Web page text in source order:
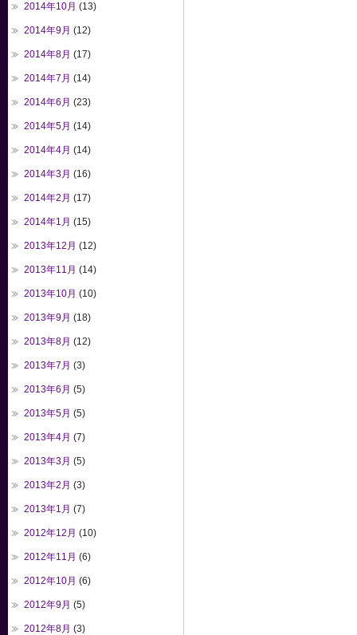
2014年10月 (13)
2014年9月 (12)
2014年8月 (17)
2014年7月 (14)
2014年6月 (23)
2014年5月 (14)
2014年4月 (14)
2014年3月 (16)
2014年2月 (17)
2014年1月 (15)
2013年12月 (12)
2013年11月 (14)
2013年10月 (10)
2013年9月 (18)
2013年8月 (12)
2013年7月 (3)
2013年6月 (5)
2013年5月 (5)
2013年4月 (7)
2013年3月 (5)
2013年2月 (3)
2013年1月 (7)
2012年12月 (10)
2012年11月 (6)
2012年10月 (6)
2012年9月 (5)
2012年8月 (3)